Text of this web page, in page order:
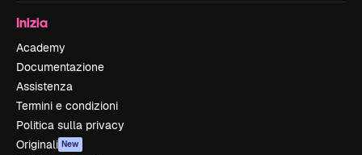
Inizia
Academy
Documentazione
Assistenza
Termini e condizioni
Politica sulla privacy
Originali New